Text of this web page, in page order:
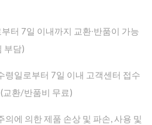
터 7일 이내까지 교환∙반품이 가능
부담)
령일로부터 7일 이내 고객센터 접수
교환/반품비 무료)
의에 의한 제품 손상 및 파손, 사용 및